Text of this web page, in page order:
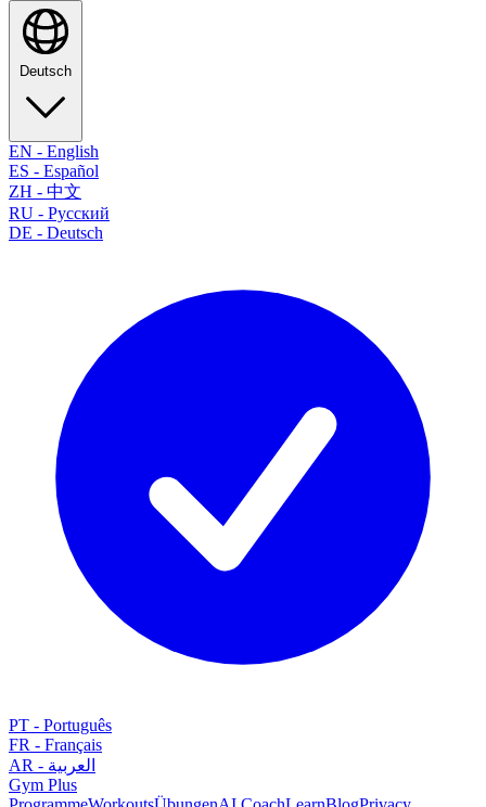
Deutsch
EN - English
ES - Español
ZH - 中文
RU - Русский
DE - Deutsch
PT - Português
FR - Français
AR - العربية
Gym Plus